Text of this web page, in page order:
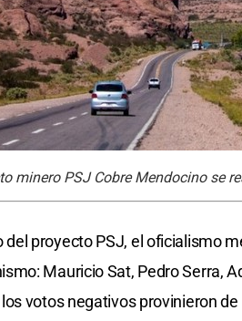
minero PSJ Cobre Mendocino se
del proyecto PSJ, el oficialismo
Mauricio Sat, Pedro Serra,
votos negativos provinieron